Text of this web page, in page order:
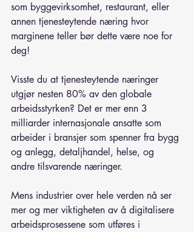
som byggevirksomhet, restaurant, eller
annen tjenesteytende næring hvor
marginene teller bør dette være noe for
deg!
Visste du at tjenesteytende næringer
utgjør nesten 80% av den globale
arbeidsstyrken? Det er mer enn 3
milliarder internasjonale ansatte som
arbeider i bransjer som spenner fra bygg
og anlegg, detaljhandel, helse, og
andre tilsvarende næringer.
Mens industrier over hele verden nå ser
mer og mer viktigheten av å digitalisere
arbeidsprosessene som utføres i